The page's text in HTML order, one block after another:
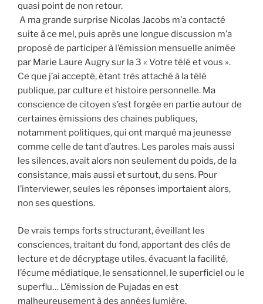
quasi point de non retour.
A ma grande surprise Nicolas Jacobs m’a contacté
suite à ce mel, puis après une longue discussion m’a
proposé de participer à l’émission mensuelle animée
par Marie Laure Augry sur la 3 « Votre télé et vous ».
Ce que j’ai accepté, étant très attaché à la télé
publique, par culture et histoire personnelle. Ma
conscience de citoyen s’est forgée en partie autour de
certaines émissions des chaines publiques,
notamment politiques, qui ont marqué ma jeunesse
comme celle de tant d’autres. Les paroles mais aussi
les silences, avait alors non seulement du poids, de la
consistance, mais aussi et surtout, du sens. Pour
l’interviewer, seules les réponses importaient alors,
non ses questions.
De vrais temps forts structurant, éveillant les
consciences, traitant du fond, apportant des clés de
lecture et de décryptage utiles, évacuant la facilité,
l’écume médiatique, le sensationnel, le superficiel ou le
superflu… L’émission de Pujadas en est
malheureusement à des années lumière.